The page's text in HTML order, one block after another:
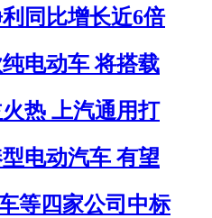
同比增长近6倍
电动车 将搭载
热 上汽通用打
电动汽车 有望
等四家公司中标